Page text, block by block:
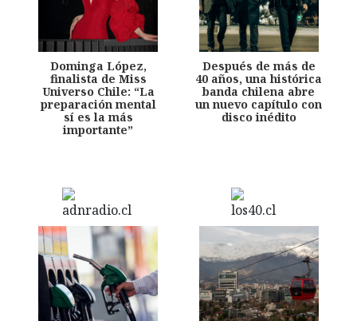
Dominga López,
finalista de Miss
Universo Chile: “La
preparación mental
sí es la más
importante”
Después de más de
40 años, una histórica
banda chilena abre
un nuevo capítulo con
disco inédito